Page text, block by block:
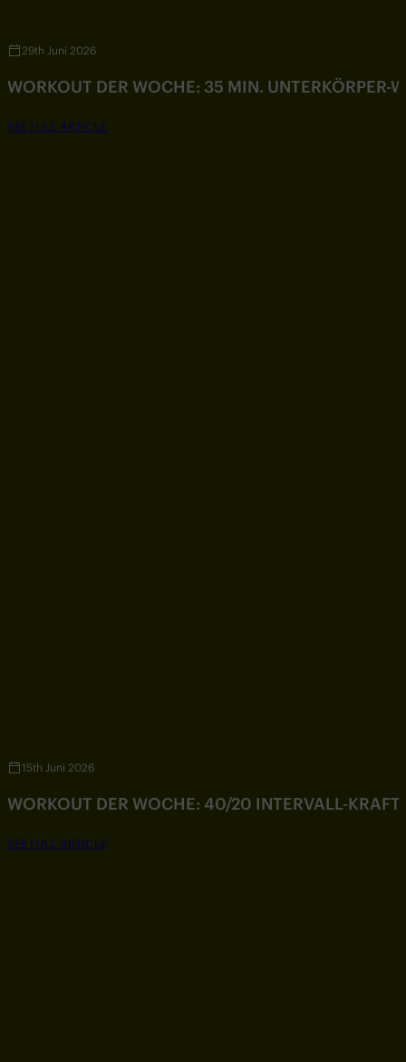
29th Juni 2026
WORKOUT DER WOCHE: 35 MIN. UNTERKÖRPER-
SEE FULL ARTICLE
15th Juni 2026
WORKOUT DER WOCHE: 40/20 INTERVALL-
SEE FULL ARTICLE